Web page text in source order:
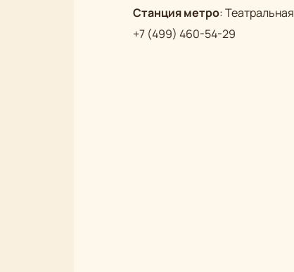
Станция метро:Театральная
+7 (499) 460-54-29